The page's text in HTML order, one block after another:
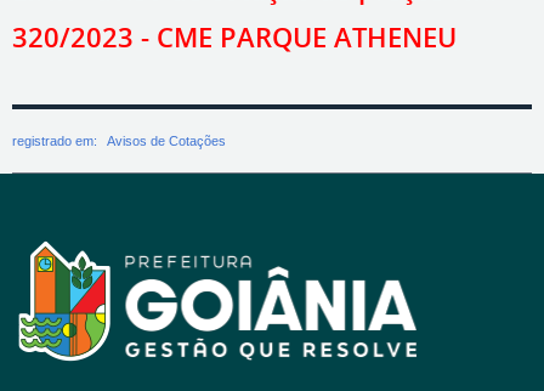
320/2023 - CME PARQUE ATHENEU
registrado em: Avisos de Cotações